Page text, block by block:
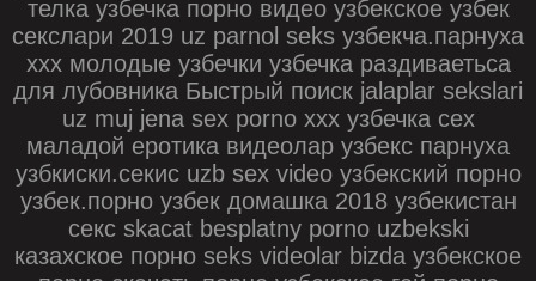
телка узбечка порно видео узбекское узбек
секслари 2019 uz parnol seks узбекча.парнуха
xxx молодые узбечки узбечка раздиваетьса
для лубовника Быстрый поиск jalaplar sekslari
uz muj jena sex porno ххх узбечка сех
маладой еротика видеолар узбекс парнуха
узбкиски.секис uzb sex video узбекский порно
узбек.порно узбек домашка 2018 узбекистан
секс skacat besplatny porno uzbekski
казахское порно seks videolar bizda узбекское